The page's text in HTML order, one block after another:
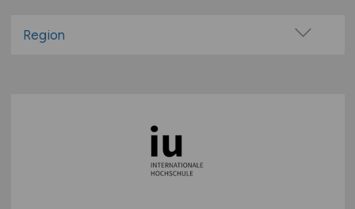
befristete Anstellung
Arbeitnehmerüberlassung
geringfügige Beschäftigung / Minijob
Berufseinstieg / Trainee
Region